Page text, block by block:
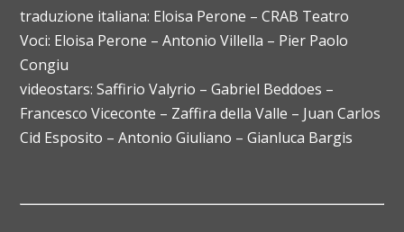
traduzione italiana: Eloisa Perone – CRAB Teatro
Voci: Eloisa Perone – Antonio Villella – Pier Paolo
Congiu
videostars: Saffirio Valyrio – Gabriel Beddoes –
Francesco Viceconte – Zaffira della Valle – Juan Carlos
Cid Esposito – Antonio Giuliano – Gianluca Bargis